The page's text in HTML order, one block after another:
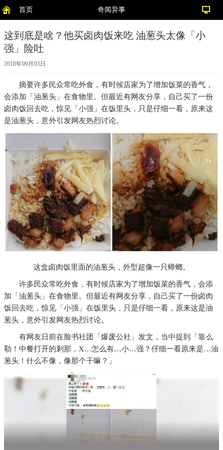
首页 奇闻异事
这到底是啥？他买卤肉饭来吃 油葱头太像「小
强」险吐
2018年09月03日
摘要许多民众常吃外食，有时候店家为了增加饭菜的香气，
会添加「油葱头」在食物里。但最近有网友分享，自己买了一份
卤肉饭回去吃，惊见「小强」在饭里头，只是仔细一看，原来这
是油葱头，意外引发网友热烈讨论。
这盒卤肉饭里面的油葱头，外型超像一只蟑螂。
许多民众常吃外食，有时候店家为了增加饭菜的香气，会添
加「油葱头」在食物里。但最近有网友分享，自己买了一份卤肉
饭回去吃，惊见「小强」在饭里头，只是仔细一看，原来这是油
葱头，意外引发网友热烈讨论。
有网友日前在脸书社团「爆废公社」发文，当中提到「靠么
勒！中餐打开的剎那，X…怎么有…小…强？仔细一看原来是…油
葱头！什么不像，像那个干嘛？」